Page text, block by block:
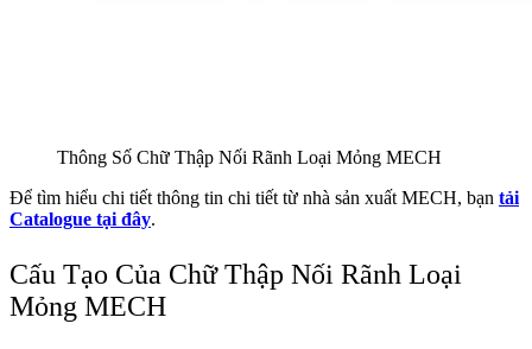
Thông Số Chữ Thập Nối Rãnh Loại Mỏng MECH
Để tìm hiểu chi tiết thông tin chi tiết từ nhà sản xuất MECH, bạn tải
Catalogue tại đây.
Cấu Tạo Của Chữ Thập Nối Rãnh Loại
Mỏng MECH